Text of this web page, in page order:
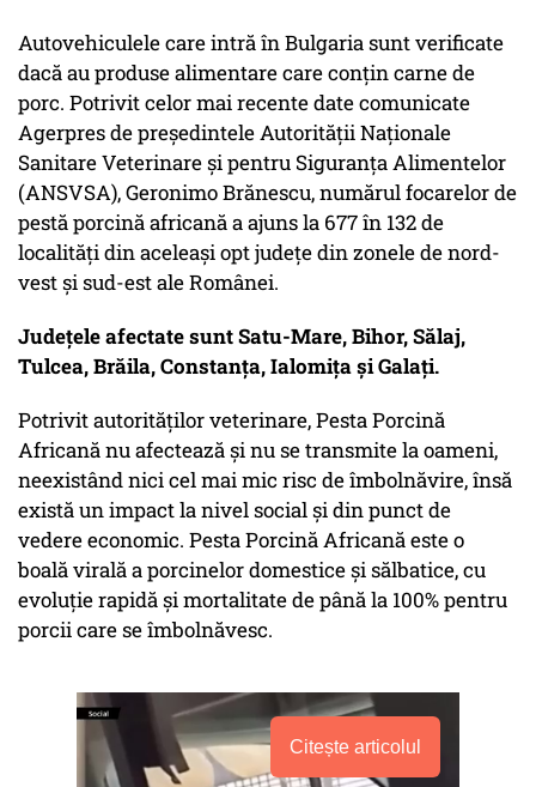
Autovehiculele care intră în Bulgaria sunt verificate
dacă au produse alimentare care conţin carne de
porc. Potrivit celor mai recente date comunicate
Agerpres de preşedintele Autorităţii Naţionale
Sanitare Veterinare şi pentru Siguranţa Alimentelor
(ANSVSA), Geronimo Brănescu, numărul focarelor de
pestă porcină africană a ajuns la 677 în 132 de
localităţi din aceleaşi opt judeţe din zonele de nord-
vest şi sud-est ale Românei.
Judeţele afectate sunt Satu-Mare, Bihor, Sălaj,
Tulcea, Brăila, Constanţa, Ialomiţa şi Galaţi.
Potrivit autorităţilor veterinare, Pesta Porcină
Africană nu afectează şi nu se transmite la oameni,
neexistând nici cel mai mic risc de îmbolnăvire, însă
există un impact la nivel social şi din punct de
vedere economic. Pesta Porcină Africană este o
boală virală a porcinelor domestice şi sălbatice, cu
evoluţie rapidă şi mortalitate de până la 100% pentru
porcii care se îmbolnăvesc.
Citește articolul